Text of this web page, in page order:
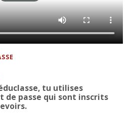
tu utilises
passe qui sont inscrits